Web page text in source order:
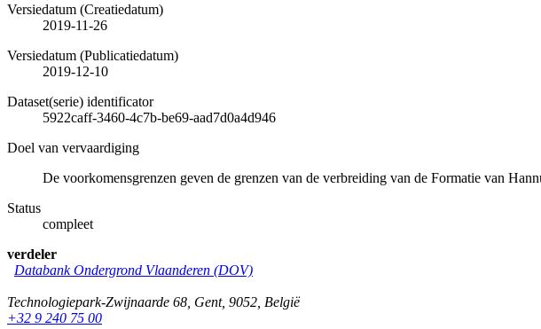
Versiedatum (Creatiedatum)
2019-11-26
Versiedatum (Publicatiedatum)
2019-12-10
Dataset(serie) identificator
5922caff-3460-4c7b-be69-aad7d0a4d946
Doel van vervaardiging
De voorkomensgrenzen geven de grenzen van de verbreiding van de Formatie van
Status
compleet
verdeler
Databank Ondergrond Vlaanderen (DOV)
Technologiepark-Zwijnaarde 68 Gent, 9052 België
+32 9 240 75 00